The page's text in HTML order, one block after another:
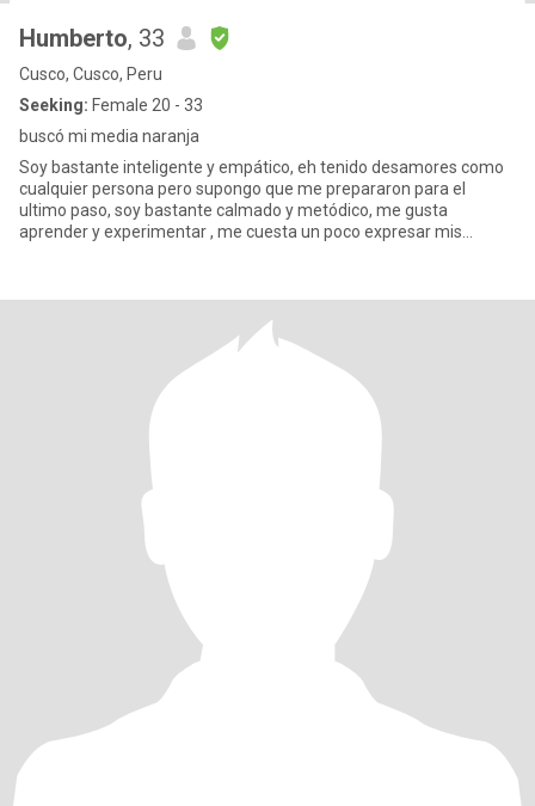
Humberto, 33
Cusco, Cusco, Peru
Seeking: Female 20 - 33
buscó mi media naranja
Soy bastante inteligente y empático, eh tenido desamores como
cualquier persona pero supongo que me prepararon para el
ultimo paso, soy bastante calmado y metódico, me gusta
aprender y experimentar , me cuesta un poco expresar mis